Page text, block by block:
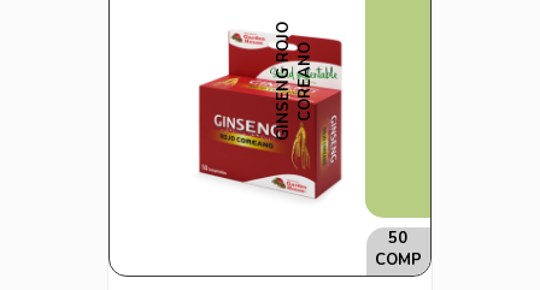
G
I
N
S
E
N
G
RO
J
O
C
O
R
E
A
NO
50
COMP